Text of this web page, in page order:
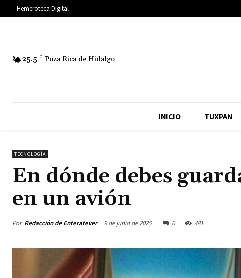
Hemeroteca Digital
25.5 C Poza Rica de Hidalgo
INICIO TUXPAN
TECNOLOGÍA
En dónde debes
en un avión
Por Redacción de Enteratever 9 de junio de 2025 0 481